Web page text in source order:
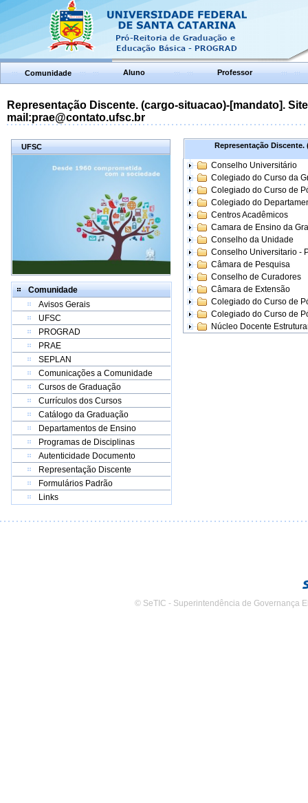
Comunidade Aluno Professor
Representação Discente. (cargo-situacao)-[mandato].
mail:prae@contato.ufsc.br
UFSC
Comunidade
Avisos Gerais
UFSC
PROGRAD
PRAE
SEPLAN
Comunicações a Comunidade
Cursos de Graduação
Currículos dos Cursos
Catálogo da Graduação
Departamentos de Ensino
Programas de Disciplinas
Autenticidade Documento
Representação Discente
Formulários Padrão
Links
Representação Discente.
Conselho Universitário
Colegiado do Curso da
Colegiado do Curso de
Colegiado do
Centros Acadêmicos
Camara de Ensino da
Conselho da Unidade
Conselho Universitario -
Câmara de Pesquisa
Conselho de Curadores
Câmara de Extensão
Colegiado do Curso de
Colegiado do Curso de
Núcleo Docente
© SeTIC - Superintendência de Governança